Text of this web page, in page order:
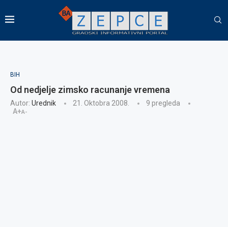
BIH
Od nedjelje zimsko racunanje vremena
Autor: Urednik 21. Oktobra 2008. 9 pregleda
A+A-